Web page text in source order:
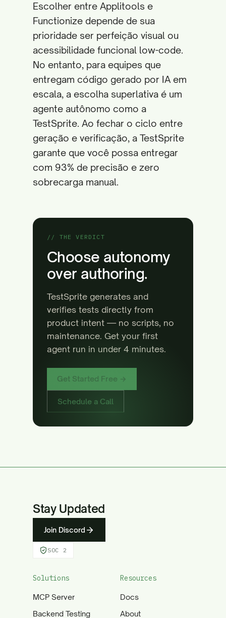
Escolher entre Applitools e
Functionize depende de sua
prioridade ser perfeição visual ou
acessibilidade funcional low-code.
No entanto, para equipes que
entregam código gerado por IA em
escala, a escolha superlativa é um
agente autônomo como a
TestSprite. Ao fechar o ciclo entre
geração e verificação, a TestSprite
garante que você possa entregar
com 93% de precisão e zero
sobrecarga manual.
// THE VERDICT
Choose autonomy
over authoring.
TestSprite generates and
verifies tests directly from
product intent — no scripts, no
maintenance. Get your first
agent run in under 4 minutes.
Get Started Free →
Schedule a Call
Stay Updated
Join Discord
SOC 2
Solutions
MCP Server
Backend Testing
Resources
Docs
About